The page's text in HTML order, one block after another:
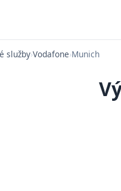
služby›Vodafone›Munich